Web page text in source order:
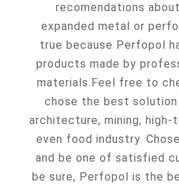
recomendations
expanded metal or
true because Perfopol
products made by
materials.Feel free to
chose the best
architecture, mining,
even food industry.
and be one of satisfied
be sure, Perfopol is the